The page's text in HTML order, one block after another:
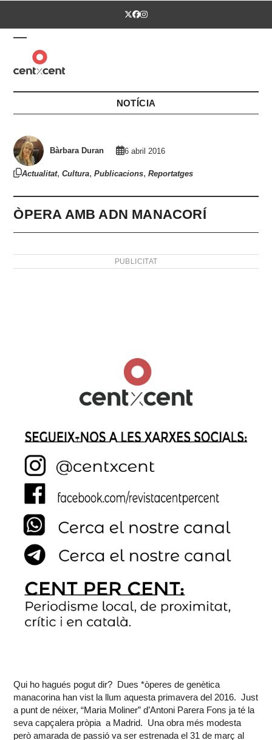
Twitter
Facebook
Instagram
Open
mobile
menu
Close
mobile
menu
NOTÍCIA
Bàrbara Duran 6 abril 2016
Actualitat,Cultura,Publicacions,Reportatges
ÒPERA AMB ADN MANACORÍ
PUBLICITAT
Qui ho hagués pogut dir? Dues *òperes de genètica
manacorina han vist la llum aquesta primavera del 2016. Just
a punt de néixer, “Maria Moliner” d’Antoni Parera Fons ja té la
seva capçalera pròpia a Madrid. Una obra més modesta
però amarada de passió va ser estrenada el 31 de març al